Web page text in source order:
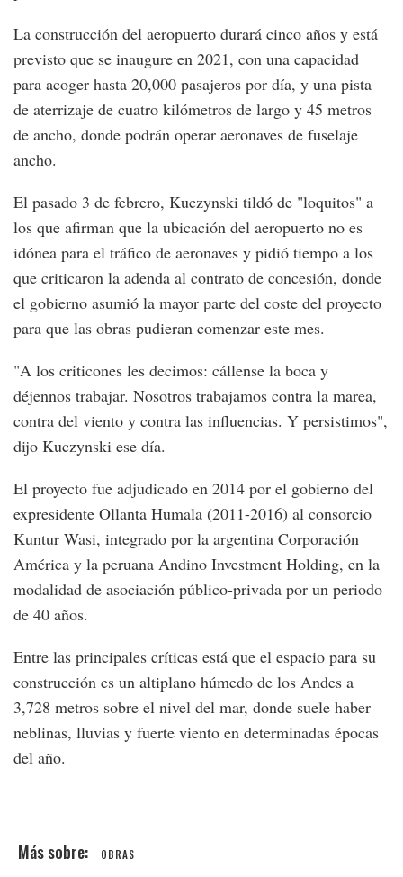
La construcción del aeropuerto durará cinco años y está
previsto que se inaugure en 2021, con una capacidad
para acoger hasta 20,000 pasajeros por día, y una pista
de aterrizaje de cuatro kilómetros de largo y 45 metros
de ancho, donde podrán operar aeronaves de fuselaje
ancho.
El pasado 3 de febrero, Kuczynski tildó de "loquitos" a
los que afirman que la ubicación del aeropuerto no es
idónea para el tráfico de aeronaves y pidió tiempo a los
que criticaron la adenda al contrato de concesión, donde
el gobierno asumió la mayor parte del coste del proyecto
para que las obras pudieran comenzar este mes.
"A los criticones les decimos: cállense la boca y
déjennos trabajar. Nosotros trabajamos contra la marea,
contra del viento y contra las influencias. Y persistimos",
dijo Kuczynski ese día.
El proyecto fue adjudicado en 2014 por el gobierno del
expresidente Ollanta Humala (2011-2016) al consorcio
Kuntur Wasi, integrado por la argentina Corporación
América y la peruana Andino Investment Holding, en la
modalidad de asociación público-privada por un periodo
de 40 años.
Entre las principales críticas está que el espacio para su
construcción es un altiplano húmedo de los Andes a
3,728 metros sobre el nivel del mar, donde suele haber
neblinas, lluvias y fuerte viento en determinadas épocas
del año.
OBRAS